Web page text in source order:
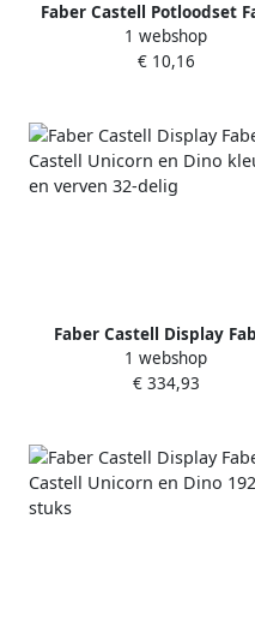
Faber Castell Potloodset
Castell Jumbo Grip 2001
met 1 potlood B gum trio
1 webshop
€ 10,16
Faber Castell Display
Castell Unicorn en Dino
en verven 32-delig
1 webshop
€ 334,93